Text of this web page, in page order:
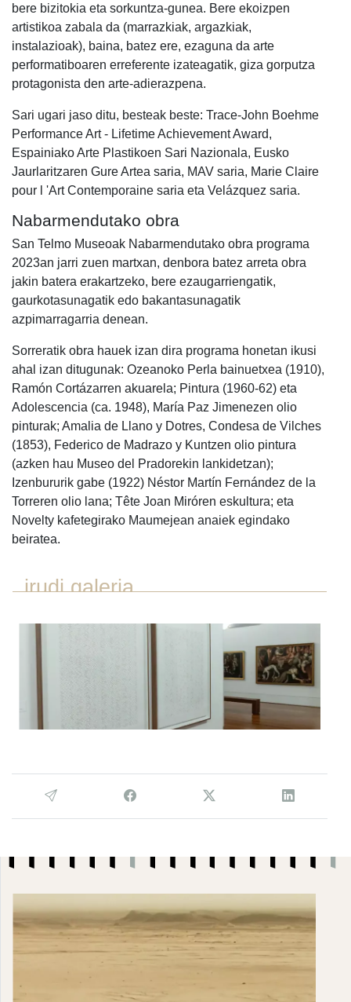
bere bizitokia eta sorkuntza-gunea. Bere ekoizpen
artistikoa zabala da (marrazkiak, argazkiak,
instalazioak), baina, batez ere, ezaguna da arte
performatiboaren erreferente izateagatik, giza gorputza
protagonista den arte-adierazpena.
Sari ugari jaso ditu, besteak beste: Trace-John Boehme
Performance Art - Lifetime Achievement Award,
Espainiako Arte Plastikoen Sari Nazionala, Eusko
Jaurlaritzaren Gure Artea saria, MAV saria, Marie Claire
pour l 'Art Contemporaine saria eta Velázquez saria.
Nabarmendutako obra
San Telmo Museoak Nabarmendutako obra programa
2023an jarri zuen martxan, denbora batez arreta obra
jakin batera erakartzeko, bere ezaugarriengatik,
gaurkotasunagatik edo bakantasunagatik
azpimarragarria denean.
Sorreratik obra hauek izan dira programa honetan ikusi
ahal izan ditugunak: Ozeanoko Perla bainuetxea (1910),
Ramón Cortázarren akuarela; Pintura (1960-62) eta
Adolescencia (ca. 1948), María Paz Jimenezen olio
pinturak; Amalia de Llano y Dotres, Condesa de Vilches
(1853), Federico de Madrazo y Kuntzen olio pintura
(azken hau Museo del Pradorekin lankidetzan);
Izenbururik gabe (1922) Néstor Martín Fernández de la
Torreren olio lana; Tête Joan Miróren eskultura; eta
Novelty kafetegirako Maumejean anaiek egindako
beiratea.
irudi galeria